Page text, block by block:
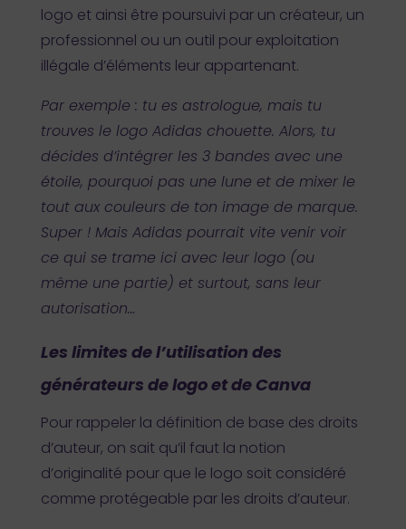
logo et ainsi être poursuivi par un créateur, un
professionnel ou un outil pour exploitation
illégale d’éléments leur appartenant.
Par exemple : tu es astrologue, mais tu
trouves le logo Adidas chouette. Alors, tu
décides d’intégrer les 3 bandes avec une
étoile, pourquoi pas une lune et de mixer le
tout aux couleurs de ton image de marque.
Super ! Mais Adidas pourrait vite venir voir
ce qui se trame ici avec leur logo (ou
même une partie) et surtout, sans leur
autorisation…
Les limites de l’utilisation des
générateurs de logo et de Canva
Pour rappeler la définition de base des droits
d’auteur, on sait qu’il faut la notion
d’originalité pour que le logo soit considéré
comme protégeable par les droits d’auteur.